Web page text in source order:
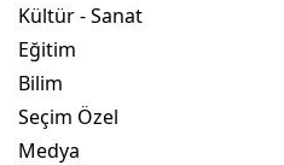
Kültür - Sanat
Eğitim
Bilim
Seçim Özel
Medya